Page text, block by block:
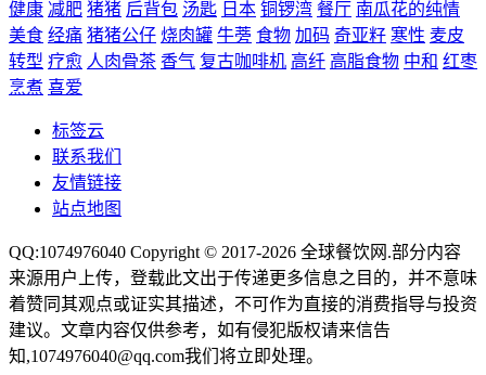
健康 减肥 猪猪 后背包 汤匙 日本 铜锣湾 餐厅 南瓜花的纯情
美食 经痛 猪猪公仔 烧肉罐 牛蒡 食物 加码 奇亚籽 寒性 麦皮
转型 疗愈 人肉骨茶 香气 复古咖啡机 高纤 高脂食物 中和 红枣
烹煮 喜爱
标签云
联系我们
友情链接
站点地图
QQ:1074976040 Copyright © 2017-2026 全球餐饮网 .部分内容
来源用户上传，登载此文出于传递更多信息之目的，并不意味
着赞同其观点或证实其描述，不可作为直接的消费指导与投资
建议。文章内容仅供参考，如有侵犯版权请来信告
知,1074976040@qq.com我们将立即处理。